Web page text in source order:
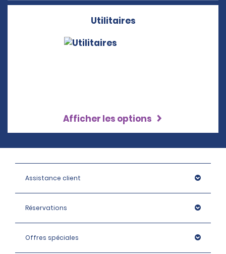
Utilitaires
Afficher les options
Assistance client
Réservations
Offres spéciales